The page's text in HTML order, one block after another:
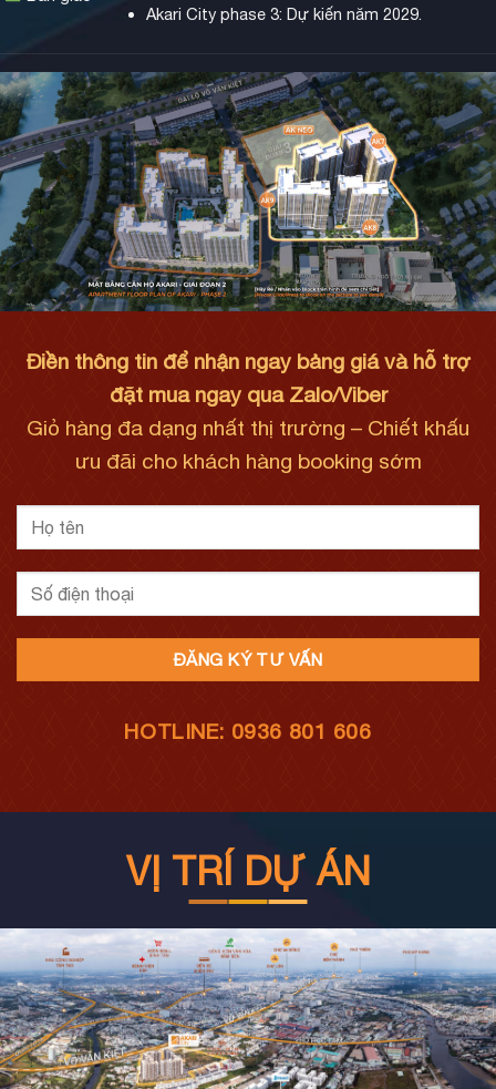
Akari City phase 3: Dự kiến năm 2029.
Điền thông tin để nhận ngay bảng giá và hỗ trợ
đặt mua ngay qua Zalo/Viber
Giỏ hàng đa dạng nhất thị trường – Chiết khấu
ưu đãi cho khách hàng booking sớm
HOTLINE: 0936 801 606
VỊ TRÍ DỰ ÁN